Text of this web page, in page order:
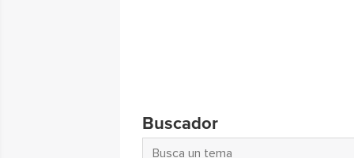
Buscador